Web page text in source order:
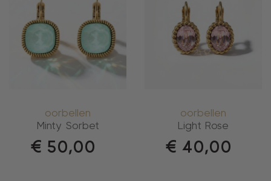
oorbellen
Minty Sorbet
€ 50,00
oorbellen
Light Rose
€ 40,00